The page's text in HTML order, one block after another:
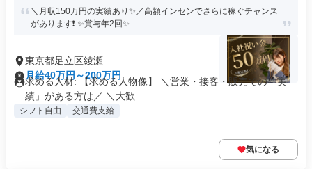
＼月収150万円の実績あり✨／高額インセンでさらに稼ぐチャンス
があります❗ ✨賞与年2回✨...
東京都足立区綾瀬
月給40万円～200万円
求める人材: 【求める人物像】 ＼営業・接客・販売での「実
績」がある方は／ ＼大歓...
シフト自由 交通費支給
気になる